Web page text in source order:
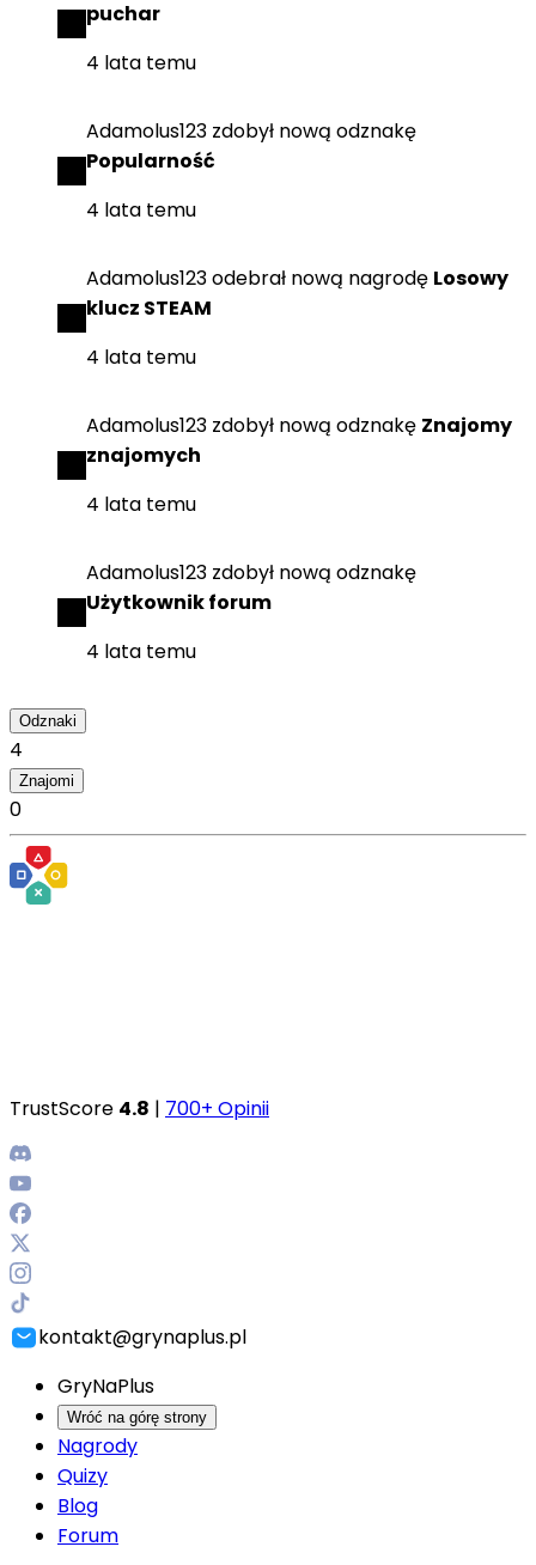
puchar
4 lata temu
Adamolus123 zdobył nową odznakę
Popularność
4 lata temu
Adamolus123odebrał nową nagrodę Losowy
klucz STEAM
4 lata temu
Adamolus123 zdobył nową odznakę Znajomy
znajomych
4 lata temu
Adamolus123 zdobył nową odznakę
Użytkownik forum
4 lata temu
Odznaki
4
Znajomi
0
TrustScore 4.8 | 700+ Opinii
kontakt@grynaplus.pl
GryNaPlus
Wróć na górę strony
Nagrody
Quizy
Blog
Forum